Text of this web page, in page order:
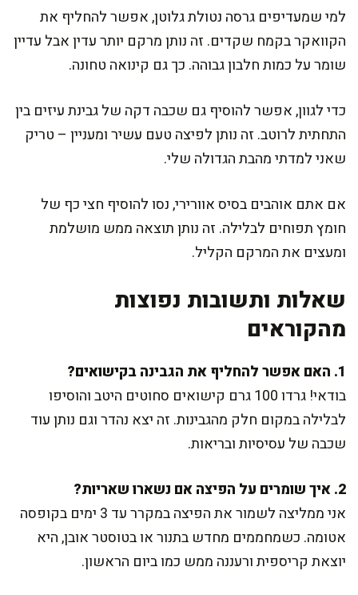
למי שמעדיפים גרסה נטולת גלוטן, אפשר להחליף את
הקוואקר בקמח שקדים. זה נותן מרקם יותר עדין אבל עדיין
שומר על כמות חלבון גבוהה. כך גם קינואה טחונה.
כדי לגוון, אפשר להוסיף גם שכבה דקה של גבינת עיזים בין
התחתית לרוטב. זה נותן לפיצה טעם עשיר ומעניין – טריק
שאני למדתי מהבת הגדולה שלי.
אם אתם אוהבים בסיס אוורירי, נסו להוסיף חצי כף של
חומץ תפוחים לבלילה. זה נותן תוצאה ממש מושלמת
ומעצים את המרקם הקליל.
שאלות ותשובות נפוצות
מהקוראים
1. האם אפשר להחליף את הגבינה בקישואים?
בודאי! גרדו 100 גרם קישואים סחוטים היטב והוסיפו
לבלילה במקום חלק מהגבינות. זה יצא נהדר וגם נותן עוד
שכבה של עסיסיות ובריאות.
2. איך שומרים על הפיצה אם נשארו שאריות?
אני ממליצה לשמור את הפיצה במקרר עד 3 ימים בקופסה
אטומה. כשמחממים מחדש בתנור או בטוסטר אובן, היא
יוצאת קריספית ורעננה ממש כמו ביום הראשון.